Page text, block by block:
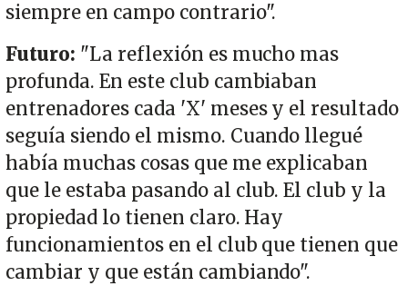
siempre en campo contrario".
Futuro: "La reflexión es mucho mas
profunda. En este club cambiaban
entrenadores cada 'X' meses y el resultado
seguía siendo el mismo. Cuando llegué
había muchas cosas que me explicaban
que le estaba pasando al club. El club y la
propiedad lo tienen claro. Hay
funcionamientos en el club que tienen que
cambiar y que están cambiando".